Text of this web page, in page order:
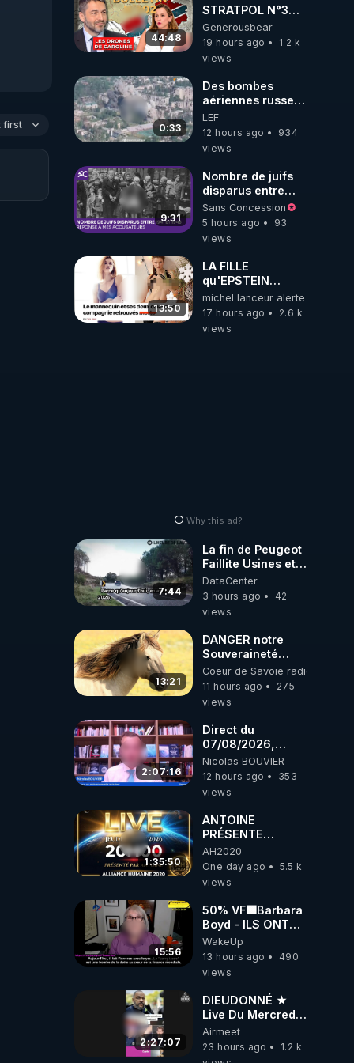
first
44:48
STRATPOL N°302.
Armée des
drones, MS-21 en
série, missiles
07.08.2026.
Generousbear
19 hours ago
1.2 k
views
0:33
Des bombes
aériennes russes
anéantissent les
centres de
contrôle de
brigades
ukrainienne
LEF
12 hours ago
934
views
9:31
Nombre de juifs
disparus entre
1941 et 1945
(Réponse à mes
accusateurs)
Sans Concession
5 hours ago
93
views
13:50
LA FILLE
qu'EPSTEIN
VOULAIT CACHER
michel lanceur alerte
17 hours ago
2.6 k
views
Why this ad?
7:44
La fin de Peugeot
Faillite Usines et
Emplois
Menacees -
L'heure de l'auto
DataCenter
3 hours ago
42
views
13:21
DANGER notre
Souveraineté
Alimentaire est
attaqué...
Coeur de Savoie radioweb TV
11 hours ago
275
views
2:07:16
Direct du
07/08/2026,
présenté par
Nicolas BOUVIER
Nicolas BOUVIER
12 hours ago
353
views
1:35:50
ANTOINE
PRÉSENTE
AH2020 LE LIVE
20H ***DU
06/08/2026***
AH2020
One day ago
5.5 k
views
15:56
50% VF🟩Barbara
Boyd - ILS ONT
MENTI SUR TOUT
-Jocelyne
Traduction
WakeUp
13 hours ago
490
views
2:27:07
DIEUDONNÉ ★
Live Du Mercredi
5 Août 2026
Airmeet
23 hours ago
1.2 k